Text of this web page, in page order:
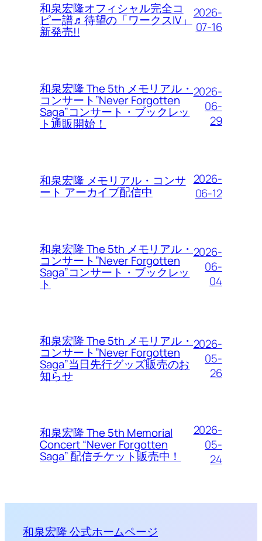
和泉宏隆オフィシャル完全コ
ピー譜♬待望の「ワークスIV」
新発売!!
2026-
07-16
和泉宏隆 The 5th メモリアル・
コンサート”Never Forgotten
Saga”コンサート・ブックレッ
ト通販開始！
2026-
06-
29
和泉宏隆 メモリアル・コンサ
ート アーカイブ配信中
2026-
06-12
和泉宏隆 The 5th メモリアル・
コンサート”Never Forgotten
Saga”コンサート・ブックレッ
ト
2026-
06-
04
和泉宏隆 The 5th メモリアル・
コンサート”Never Forgotten
Saga”当日先行グッズ販売のお
知らせ
2026-
05-
26
和泉宏隆 The 5th Memorial
Concert “Never Forgotten
Saga” 配信チケット販売中！
2026-
05-
24
和泉宏隆 公式ホームページ